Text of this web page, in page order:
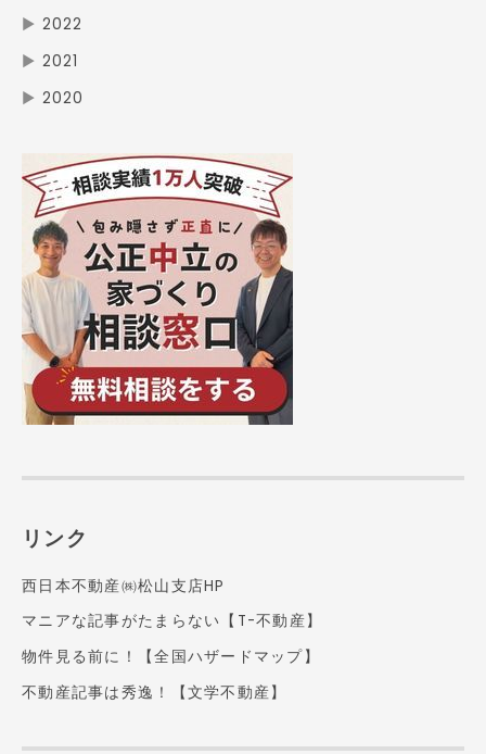
▶ 2022
▶ 2021
▶ 2020
リンク
西日本不動産㈱松山支店HP
マニアな記事がたまらない【T-不動産】
物件見る前に！【全国ハザードマップ】
不動産記事は秀逸！【文学不動産】